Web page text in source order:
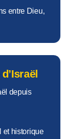
entre Dieu,
depuis
et historique